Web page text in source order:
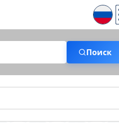
Поиск